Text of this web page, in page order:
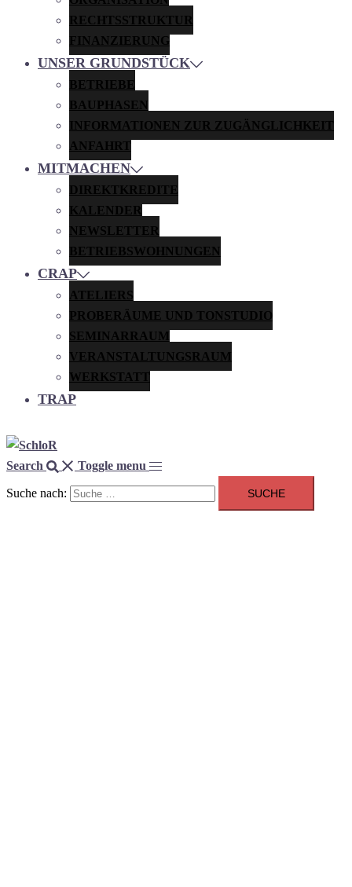
RECHTSSTRUKTUR
FINANZIERUNG
UNSER GRUNDSTÜCK
BETRIEBE
BAUPHASEN
INFORMATIONEN ZUR ZUGÄNGLICHKEIT
ANFAHRT
MITMACHEN
DIREKTKREDITE
KALENDER
NEWSLETTER
BETRIEBSWOHNUNGEN
CRAP
ATELIERS
PROBERÄUME UND TONSTUDIO
SEMINARRAUM
VERANSTALTUNGSRAUM
WERKSTATT
TRAP
Search Toggle menu
Suche nach: